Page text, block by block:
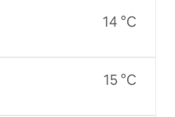
14 °C
15 °C